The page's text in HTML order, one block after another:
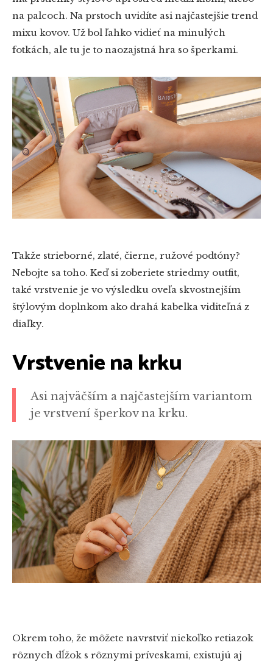
na palcoch. Na prstoch uvidíte asi najčastejšie trend
mixu kovov. Už bol ľahko vidieť na minulých
fotkách, ale tu je to naozajstná hra so šperkami.
Takže strieborné, zlaté, čierne, ružové podtóny?
Nebojte sa toho. Keď si zoberiete striedmy outfit,
také vrstvenie je vo výsledku oveľa skvostnejším
štýlovým doplnkom ako drahá kabelka viditeľná z
diaľky.
Vrstvenie na krku
Asi najväčším a najčastejším variantom
je vrstvení šperkov na krku.
Okrem toho, že môžete navrstviť niekoľko retiazok
rôznych dĺžok s rôznymi príveskami, existujú aj